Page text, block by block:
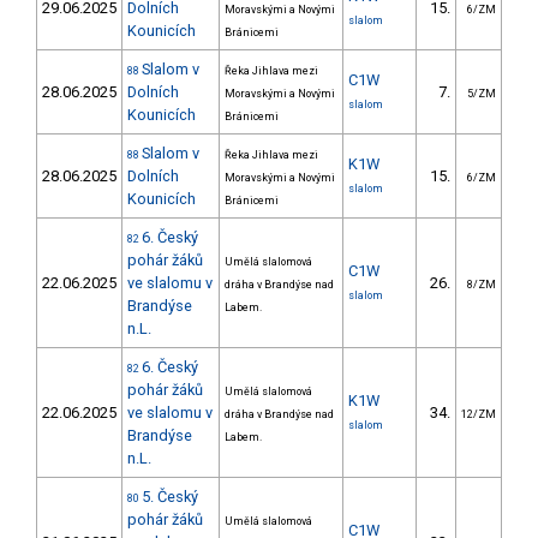
29.06.2025 Dolních
Kounicích
Moravskými a Novými
Bránicemi
slalom
15. 6/ZM
28.06.2025
88 Slalom v
Dolních
Kounicích
Řeka Jihlava mezi
Moravskými a Novými
Bránicemi
C1W
slalom
7. 5/ZM
28.06.2025
88 Slalom v
Dolních
Kounicích
Řeka Jihlava mezi
Moravskými a Novými
Bránicemi
K1W
slalom
15. 6/ZM
22.06.2025
82 6. Český
pohár žáků
ve slalomu v
Brandýse
n.L.
Umělá slalomová
dráha v Brandýse nad
Labem.
C1W
slalom
26. 8/ZM
22.06.2025
82 6. Český
pohár žáků
ve slalomu v
Brandýse
n.L.
Umělá slalomová
dráha v Brandýse nad
Labem.
K1W
slalom
34. 12/ZM
80 5. Český
pohár žáků
Umělá slalomová
C1W